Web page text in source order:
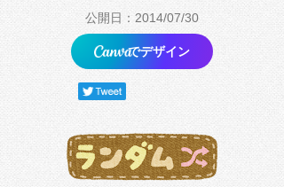
公開日：2014/07/30
でデザイン